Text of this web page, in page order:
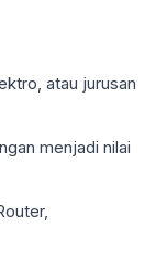
atau jurusan
menjadi nilai